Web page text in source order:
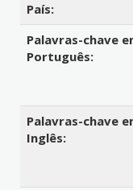
País:
Palavras-chave
Português:
Palavras-chave
Inglês: